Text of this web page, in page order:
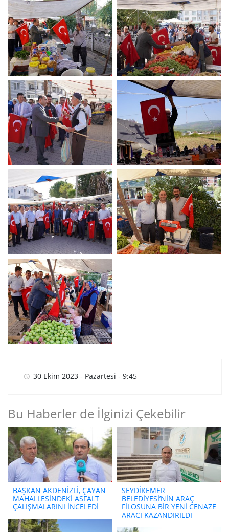
30 Ekim 2023 - Pazartesi - 9:45
Bu Haberler de İlginizi Çekebilir
BAŞKAN AKDENİZLİ, ÇAYAN
MAHALLESİNDEKİ ASFALT
ÇALIŞMALARINI İNCELEDİ
SEYDİKEMER
BELEDİYESİ’NİN ARAÇ
FİLOSUNA BİR YENİ CENAZE
ARACI KAZANDIRILDI